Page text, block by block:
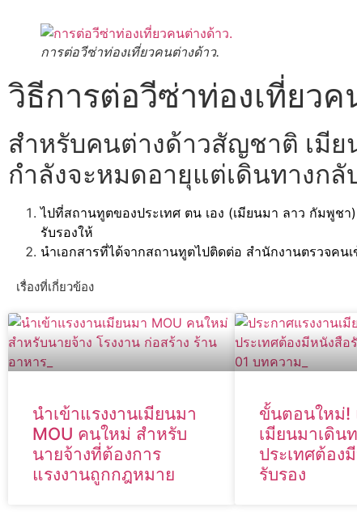
การต่อวีซ่าท่องเที่ยวคนต่างด้าว.
วิธีการต่อวีซ่าท่องเที่ยวค
สำหรับคนต่างด้าวสัญชาติ เมีย
กำลังจะหมดอายุแต่เดินทางก
ไปที่สถานทูตของประเทศ ตน เอง (เมียนมา ลาว กัมพูช
รับรองให้
นำเอกสารที่ได้จากสถานทูตไปติดต่อ สำนักงานตรวจคน
เรื่องที่เกี่ยวข้อง
นำเข้าแรงงานเมียนมา
MOU คนใหม่ สำหรับ
นายจ้างที่ต้องการ
แรงงานถูกกฎหมาย
ขั้นตอนใหม่!
เมียนมาเดิน
ประเทศต้อง
รับรอง